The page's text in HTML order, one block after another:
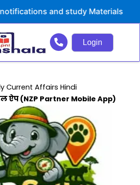
and study Materials
Login
Current Affairs Hindi
ऐप (NZP Partner Mobile App)